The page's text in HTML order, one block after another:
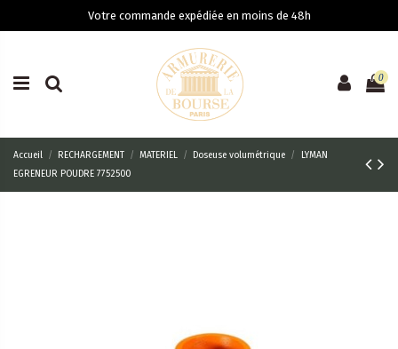
Votre commande expédiée en moins de 48h
0
Accueil RECHARGEMENT MATERIEL Doseuse volumétrique
LYMAN
EGRENEUR POUDRE 7752500